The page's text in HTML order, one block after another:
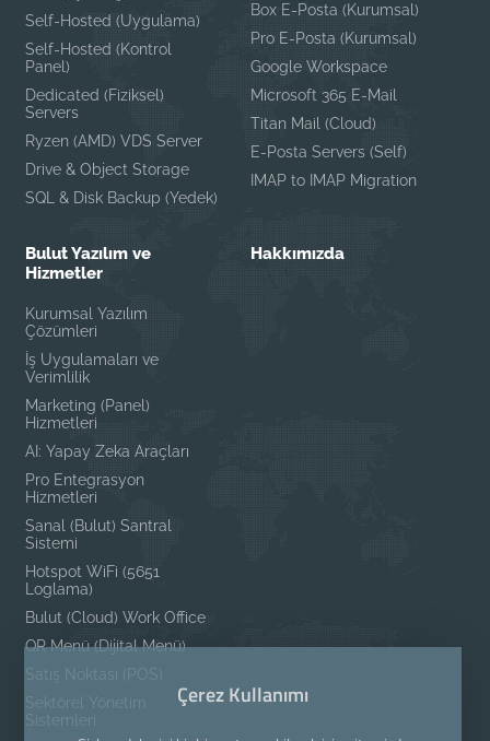
Self-Hosted (Uygulama)
Self-Hosted (Kontrol
Panel)
Dedicated (Fiziksel)
Servers
Ryzen (AMD) VDS Server
Drive & Object Storage
SQL & Disk Backup (Yedek)
Box E-Posta (Kurumsal)
Pro E-Posta (Kurumsal)
Google Workspace
Microsoft 365 E-Mail
Titan Mail (Cloud)
E-Posta Servers (Self)
IMAP to IMAP Migration
Bulut Yazılım ve
Hizmetler
Kurumsal Yazılım
Çözümleri
İş Uygulamaları ve
Verimlilik
Marketing (Panel)
Hizmetleri
AI: Yapay Zeka Araçları
Pro Entegrasyon
Hizmetleri
Sanal (Bulut) Santral
Sistemi
Hotspot WiFi (5651
Loglama)
Bulut (Cloud) Work Office
QR Menü (Dijital Menü)
Satış Noktası (POS)
Sektörel Yönetim
Sistemleri
Hakkımızda
Çerez Kullanımı